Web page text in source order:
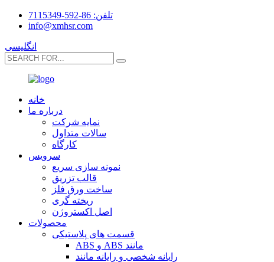
تلفن: 86-592-7115349
info@xmhsr.com
انگلیسی
خانه
درباره ما
نمایه شرکت
سالات متداول
کارگاه
سرویس
نمونه سازی سریع
قالب تزریق
ساخت ورق فلز
ریخته گری
اصل اکستروژن
محصولات
قسمت های پلاستیکی
ABS و ABS مانند
رایانه شخصی و رایانه مانند